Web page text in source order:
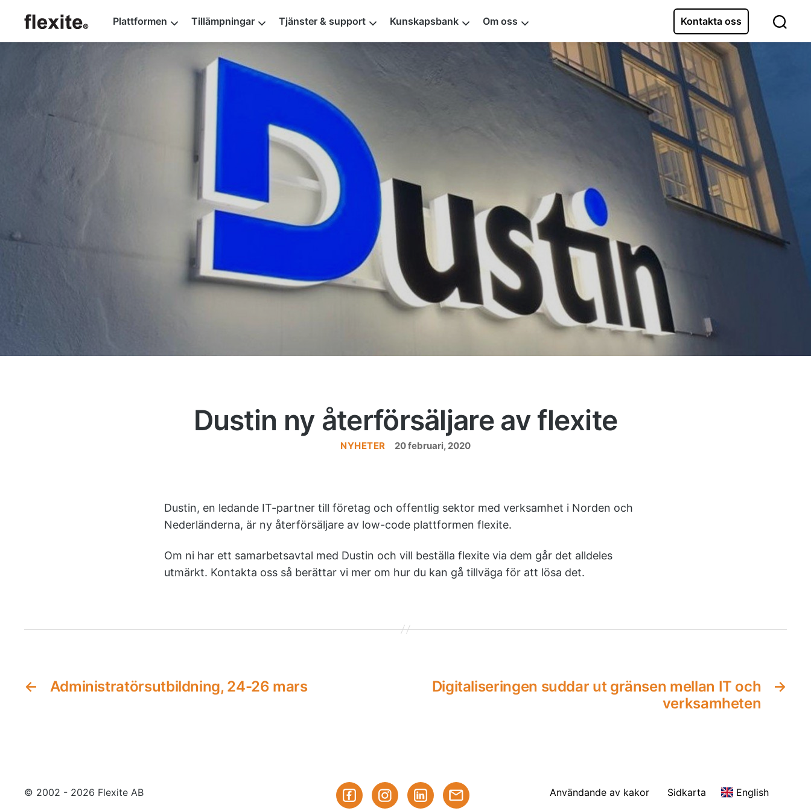
Plattformen Tillämpningar Tjänster & support Kunskapsbank Om oss Kontakta oss
Dustin ny återförsäljare av flexite
Kategorier
NYHETER 20 februari, 2020
Dustin, en ledande IT-partner till företag och offentlig sektor med verksamhet i Norden och
Nederländerna, är ny återförsäljare av low-code plattformen flexite.
Om ni har ett samarbetsavtal med Dustin och vill beställa flexite via dem går det alldeles
utmärkt. Kontakta oss så berättar vi mer om hur du kan gå tillväga för att lösa det.
← Administratörsutbildning, 24-26 mars →
Digitaliseringen suddar ut gränsen mellan IT och
verksamheten
© 2002 - 2026 Flexite AB Användande av kakor Sidkarta English
FacebookInstagramLinked-Prenumerera